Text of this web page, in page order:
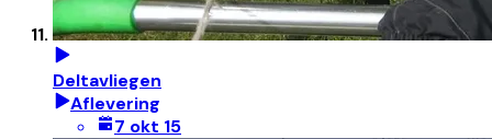
Deltavliegen
Aflevering
7 okt 15